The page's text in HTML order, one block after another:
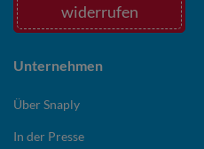
widerrufen
Unternehmen
Über Snaply
In der Presse